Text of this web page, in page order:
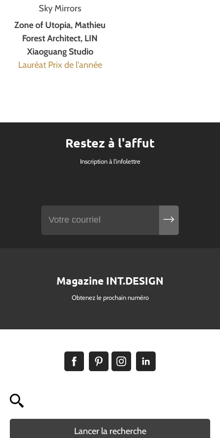
Sky Mirrors
Zone of Utopia, Mathieu
Forest Architect, LIN
Xiaoguang Studio
Lauréat Prix de l'année
Restez à l'affut
Inscription à l'infolettre
Magazine INT.DESIGN
Obtenez le prochain numéro
Lancer la recherche